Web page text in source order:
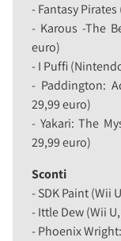
- Fantasy
- Karous -The
euro)
- I Puffi
- Paddington:
29,99 euro)
- Yakari: The
29,99 euro)
Sconti
- SDK Paint (Wii
- Ittle Dew (Wii
- Phoenix